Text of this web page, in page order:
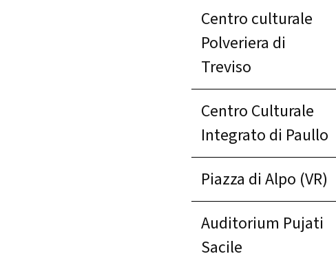
Centro culturale
Polveriera di
Treviso
Centro Culturale
Integrato di Paullo
Piazza di Alpo (VR)
Auditorium Pujati
Sacile